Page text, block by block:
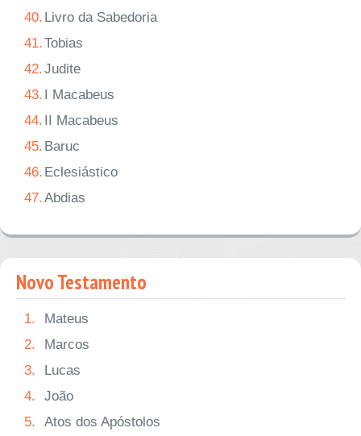
40. Livro da Sabedoria
41.Tobias
42.Judite
43. I Macabeus
44. II Macabeus
45. Baruc
46. Eclesiástico
47.Abdias
Novo Testamento
1.
Mateus
2.
Marcos
3.
Lucas
4.
João
5.
Atos dos Apóstolos